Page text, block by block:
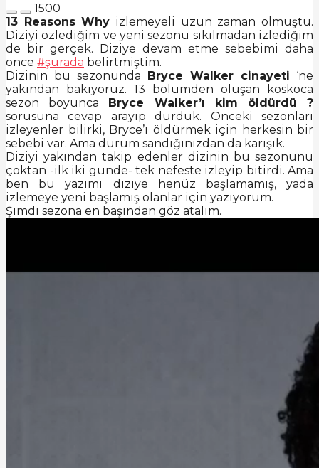
1500
13 Reasons Why izlemeyeli uzun zaman olmuştu.
Diziyi özlediğim ve yeni sezonu sıkılmadan izlediğim
de bir gerçek. Diziye devam etme sebebimi daha
önce #şurada belirtmiştim.
Dizinin bu sezonunda Bryce Walker cinayeti ‘ne
yakından bakıyoruz. 13 bölümden oluşan koskoca
sezon boyunca Bryce Walker’ı kim öldürdü ?
sorusuna cevap arayıp durduk. Önceki sezonları
izleyenler bilirki, Bryce’ı öldürmek için herkesin bir
sebebi var. Ama durum sandığınızdan da karışık.
Diziyi yakından takip edenler dizinin bu sezonunu
çoktan -ilk iki günde- tek nefeste izleyip bitirdi. Ama
ben bu yazımı diziye henüz başlamamış, yada
izlemeye yeni başlamış olanlar için yazıyorum.
Şimdi sezona en başından göz atalım.